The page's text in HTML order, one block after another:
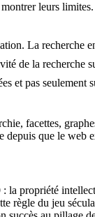
leurs
La recherche
de la recherche
et pas
facettes,
depuis que le web
propriété
règle du jeu